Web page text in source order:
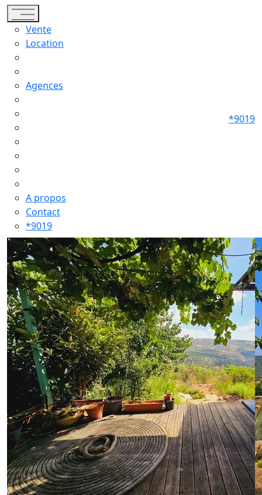
Toggle navigation
Vente
Location
Agences
A propos
Contact
*9019
*9019